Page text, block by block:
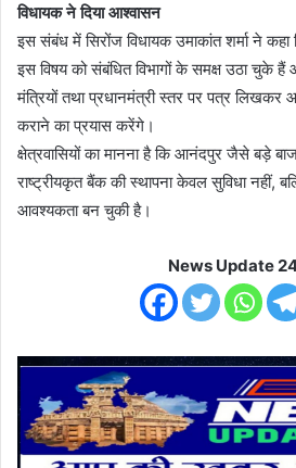
विधायक ने दिया आश्वासन
इस संबंध में सिरोंज विधायक उमाकांत शर्मा ने
इस विषय को संबंधित विभागों के समक्ष उठा चुके
मंत्रियों तथा प्रधानमंत्री स्तर पर पत्र लिखकर
कराने का प्रयास करेंगे।
क्षेत्रवासियों का मानना है कि आनंदपुर जैसे बड़े
राष्ट्रीयकृत बैंक की स्थापना केवल सुविधा नहीं,
आवश्यकता बन चुकी है।
News Update